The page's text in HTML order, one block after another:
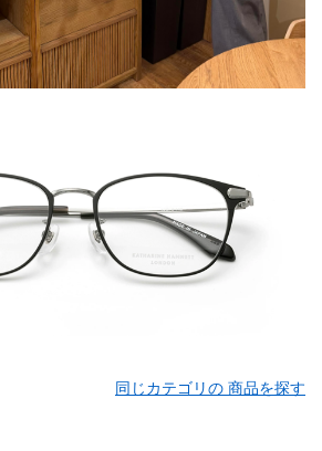
同じカテゴリの 商品を探す